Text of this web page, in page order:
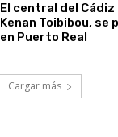
El central del Cádiz
Kenan Toibibou, se
en Puerto Real
Cargar más